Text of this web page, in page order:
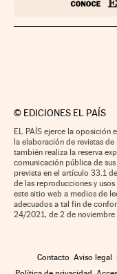
© EDICIONES EL PAÍS
EL PAÍS ejerce la oposición
la elaboración de revistas
también realiza la reserva
comunicación pública de
prevista en el artículo 33.1
de las reproducciones y
este sitio web a medios de
adecuados a tal fin de
24/2021, de 2 de noviembre
Contacto Aviso legal